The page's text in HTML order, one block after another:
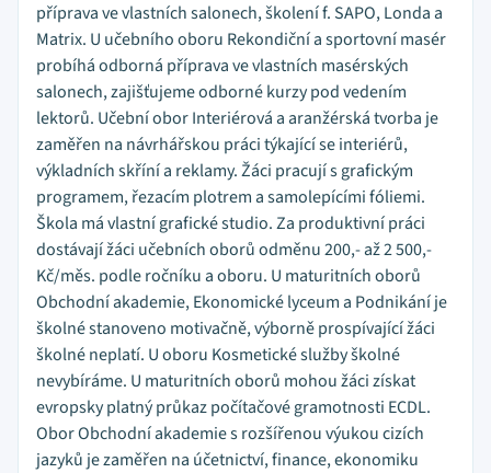
příprava ve vlastních salonech, školení f. SAPO, Londa a
Matrix. U učebního oboru Rekondiční a sportovní masér
probíhá odborná příprava ve vlastních masérských
salonech, zajišťujeme odborné kurzy pod vedením
lektorů. Učební obor Interiérová a aranžérská tvorba je
zaměřen na návrhářskou práci týkající se interiérů,
výkladních skříní a reklamy. Žáci pracují s grafickým
programem, řezacím plotrem a samolepícími fóliemi.
Škola má vlastní grafické studio. Za produktivní práci
dostávají žáci učebních oborů odměnu 200,- až 2 500,-
Kč/měs. podle ročníku a oboru. U maturitních oborů
Obchodní akademie, Ekonomické lyceum a Podnikání je
školné stanoveno motivačně, výborně prospívající žáci
školné neplatí. U oboru Kosmetické služby školné
nevybíráme. U maturitních oborů mohou žáci získat
evropsky platný průkaz počítačové gramotnosti ECDL.
Obor Obchodní akademie s rozšířenou výukou cizích
jazyků je zaměřen na účetnictví, finance, ekonomiku